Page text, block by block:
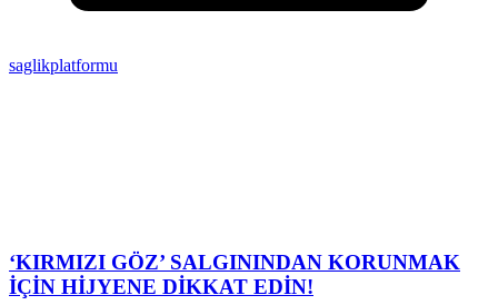
saglikplatformu
‘KIRMIZI GÖZ’ SALGININDAN KORUNMAK
İÇİN HİJYENE DİKKAT EDİN!